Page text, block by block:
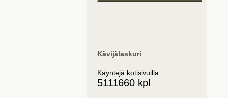
Kävijälaskuri
Käyntejä kotisivuilla:
5111660 kpl